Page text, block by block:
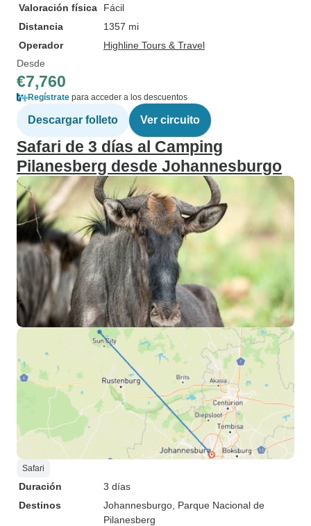
Valoración física
Fácil
Distancia
1357 mi
Operador
Highline Tours & Travel
Desde
€7,760
Regístrate para acceder a los descuentos
Descargar folleto Ver circuito
Safari de 3 días al Camping
Pilanesberg desde Johannesburgo
Safari
Duración
3 días
Destinos
Johannesburgo , Parque Nacional de
Pilanesberg